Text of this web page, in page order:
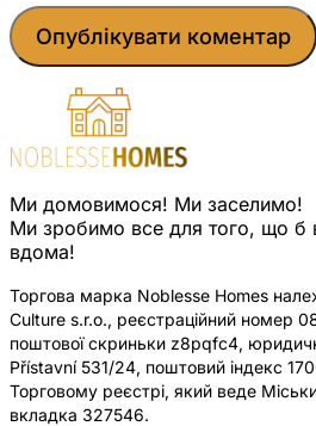
Ми домовимося! Ми заселимо!
Ми зробимо все для того, що б
вдома!
Торгова марка Noblesse Homes
Culture s.r.o., реєстраційний номер
поштової скриньки z8pqfc4,
Přístavní 531/24, поштовий індекс
Торговому реєстрі, який веде
вкладка 327546.